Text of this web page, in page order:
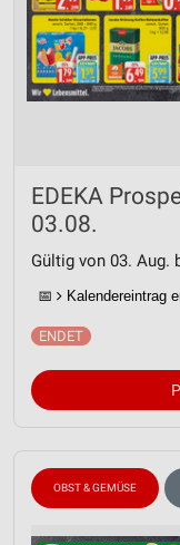
EDEKA
03.08.
Gültig von 03. Aug.
📅 Kalendereintrag
OBST & GEMÜSE